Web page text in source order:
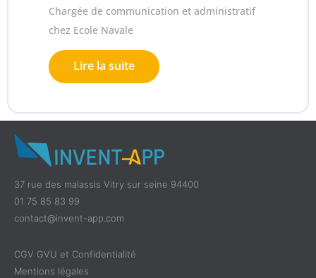
Chargée de communication et administratif
chez Ecole Navale
Lire la suite
37 rue des malassis Vitry sur seine 94400
01 75 85 83 99
contact@invent-app.com
CGV GVU et Confidentialité
Mentions légales